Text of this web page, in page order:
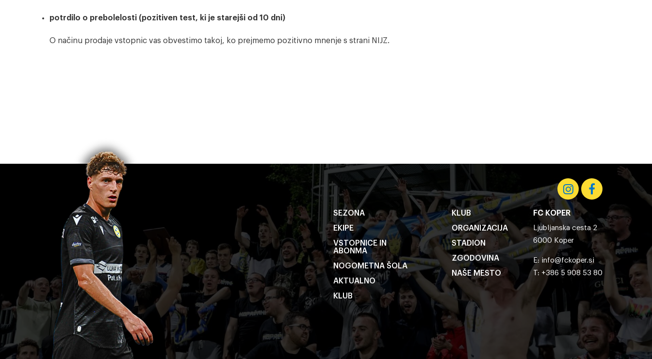
potrdilo o prebolelosti (pozitiven test, ki je starejši od 10 dni)
O načinu prodaje vstopnic vas obvestimo takoj, ko prejmemo pozitivno mnenje s strani NIJZ.
SEZONA
EKIPE
VSTOPNICE IN
ABONMA
NOGOMETNA ŠOLA
AKTUALNO
KLUB
KLUB
ORGANIZACIJA
STADION
ZGODOVINA
NAŠE MESTO
FC KOPER
Ljubljanska cesta 2
6000 Koper
E: info@fckoper.si
T: +386 5 908 53 80